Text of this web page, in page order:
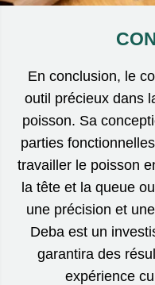
En conclusion, le
outil précieux dans
poisson. Sa
parties
travailler le poisson
la tête et la queue
une précision et
Deba est un
garantira des
expérience